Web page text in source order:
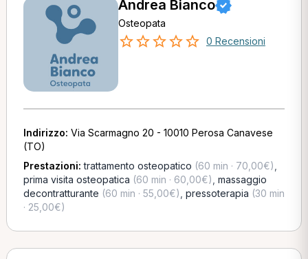
Andrea Bianco
Osteopata
0 Recensioni
Indirizzo: Via Scarmagno 20 - 10010 Perosa Canavese
(TO)
Prestazioni:trattamento osteopatico (60 min · 70,00€)
prima visita osteopatica (60 min · 60,00€) massaggio
decontratturante (60 min · 55,00€) pressoterapia (30 min
· 25,00€)